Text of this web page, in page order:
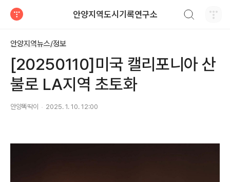
안양지역도시기록연구소
안양지역뉴스/정보
[20250110]미국 캘리포니아 산
불로 LA지역 초토화
안양똑딱이 2025. 1. 10. 12:00